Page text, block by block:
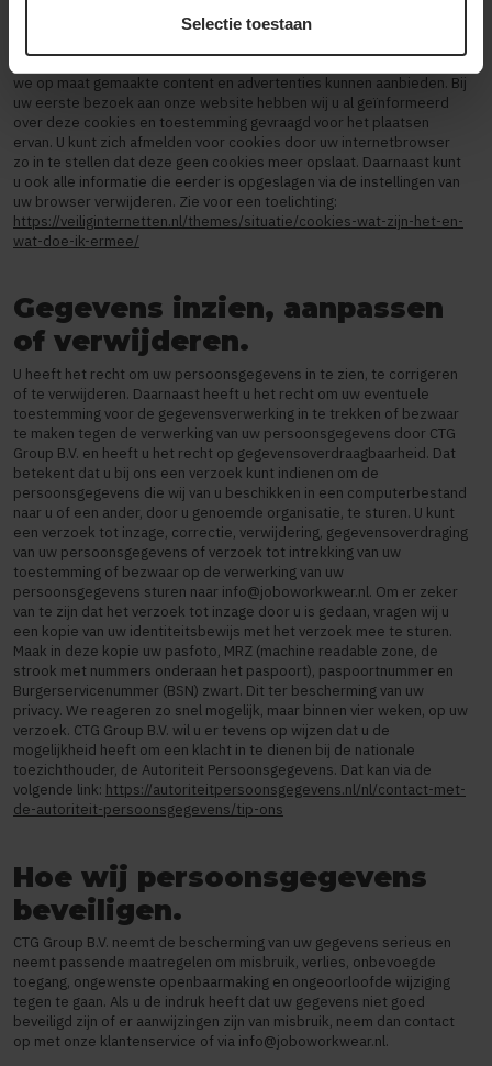
Selectie toestaan
onthouden worden. Deze cookies worden ook gebruikt om de
we op maat gemaakte content en advertenties kunnen aanbieden. Bij
uw eerste bezoek aan onze website hebben wij u al geïnformeerd
over deze cookies en toestemming gevraagd voor het plaatsen
ervan. U kunt zich afmelden voor cookies door uw internetbrowser
zo in te stellen dat deze geen cookies meer opslaat. Daarnaast kunt
u ook alle informatie die eerder is opgeslagen via de instellingen van
uw browser verwijderen. Zie voor een toelichting:
https://veiliginternetten.nl/themes/situatie/cookies-wat-zijn-het-en-
wat-doe-ik-ermee/
Gegevens inzien, aanpassen
of verwijderen.
U heeft het recht om uw persoonsgegevens in te zien, te corrigeren
of te verwijderen. Daarnaast heeft u het recht om uw eventuele
toestemming voor de gegevensverwerking in te trekken of bezwaar
te maken tegen de verwerking van uw persoonsgegevens door CTG
Group B.V. en heeft u het recht op gegevensoverdraagbaarheid. Dat
betekent dat u bij ons een verzoek kunt indienen om de
persoonsgegevens die wij van u beschikken in een computerbestand
naar u of een ander, door u genoemde organisatie, te sturen. U kunt
een verzoek tot inzage, correctie, verwijdering, gegevensoverdraging
van uw persoonsgegevens of verzoek tot intrekking van uw
toestemming of bezwaar op de verwerking van uw
persoonsgegevens sturen naar info@joboworkwear.nl. Om er zeker
van te zijn dat het verzoek tot inzage door u is gedaan, vragen wij u
een kopie van uw identiteitsbewijs met het verzoek mee te sturen.
Maak in deze kopie uw pasfoto, MRZ (machine readable zone, de
strook met nummers onderaan het paspoort), paspoortnummer en
Burgerservicenummer (BSN) zwart. Dit ter bescherming van uw
privacy. We reageren zo snel mogelijk, maar binnen vier weken, op uw
verzoek. CTG Group B.V. wil u er tevens op wijzen dat u de
mogelijkheid heeft om een klacht in te dienen bij de nationale
toezichthouder, de Autoriteit Persoonsgegevens. Dat kan via de
volgende link: https://autoriteitpersoonsgegevens.nl/nl/contact-met-
de-autoriteit-persoonsgegevens/tip-ons
Hoe wij persoonsgegevens
beveiligen.
CTG Group B.V. neemt de bescherming van uw gegevens serieus en
neemt passende maatregelen om misbruik, verlies, onbevoegde
toegang, ongewenste openbaarmaking en ongeoorloofde wijziging
tegen te gaan. Als u de indruk heeft dat uw gegevens niet goed
beveiligd zijn of er aanwijzingen zijn van misbruik, neem dan contact
op met onze klantenservice of via info@joboworkwear.nl.